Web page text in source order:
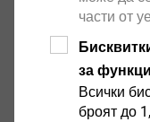
части от
за
Всички
броят до